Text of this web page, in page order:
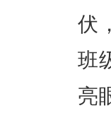
伏
班
亮